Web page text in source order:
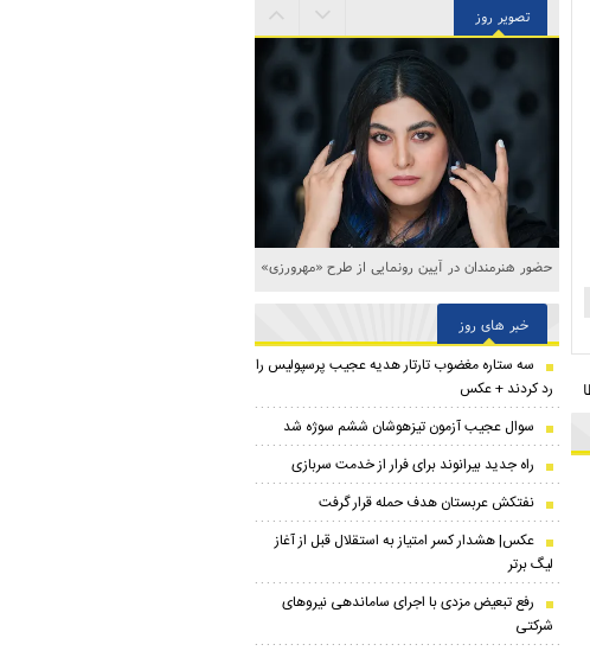
تصویر روز
حضور هنرمندان در آیین رونمایی از طرح «مهرورزی»
خبر های روز
سه ستاره مغضوب تارتار هدیه عجیب پرسپولیس را
رد کردند + عکس
سوال عجیب آزمون تیزهوشان ششم سوژه شد
راه جدید بیرانوند برای فرار از خدمت سربازی
نفتکش عربستان هدف حمله قرار گرفت
عکس| هشدار کسر امتیاز به استقلال قبل از آغاز
لیگ برتر
رفع تبعیض مزدی با اجرای ساماندهی نیروهای
شرکتی